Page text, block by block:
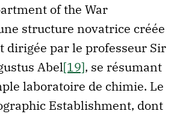
of the War
structure novatrice créée
dirigée par le professeur Sir
Abel[19], se résumant
laboratoire de chimie. Le
Establishment, dont